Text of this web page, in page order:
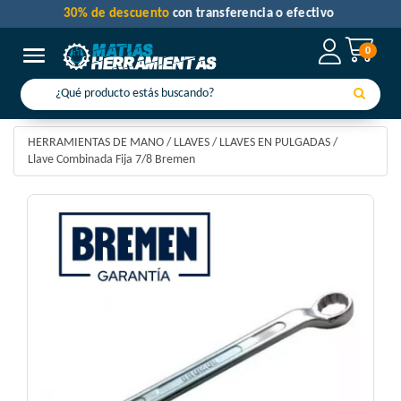
0
Toggle navigation
30% de descuentocon transferencia o efectivo
HERRAMIENTAS DE MANO / LLAVES / LLAVES EN PULGADAS /
Llave Combinada Fija 7/8 Bremen